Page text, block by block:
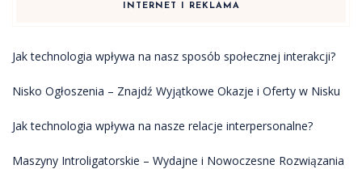
INTERNET I REKLAMA
Jak technologia wpływa na nasz sposób społecznej interakcji?
Nisko Ogłoszenia – Znajdź Wyjątkowe Okazje i Oferty w Nisku
Jak technologia wpływa na nasze relacje interpersonalne?
Maszyny Introligatorskie – Wydajne i Nowoczesne Rozwiązania